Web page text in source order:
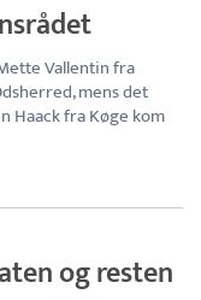
Vallentin fra
mens det
Haack fra Køge kom
og resten